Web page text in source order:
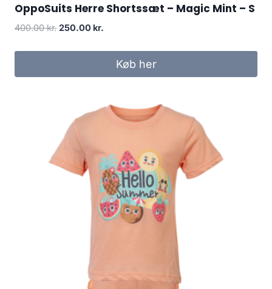
OppoSuits Herre Shortssæt – Magic Mint – S
400.00kr. Original
250.00 kr.
250.00 kr..
Køb her